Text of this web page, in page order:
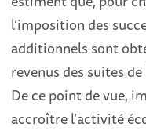
l’imposition des
additionnels sont
revenus des suites
De ce point de vue,
accroître l’activité